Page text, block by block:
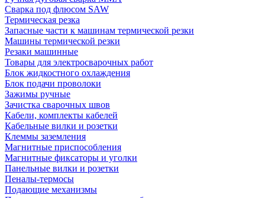
Сварка под флюсом SAW
Термическая резка
Запасные части к машинам термической резки
Машины термической резки
Резаки машинные
Товары для электросварочных работ
Блок жидкостного охлаждения
Блок подачи проволоки
Зажимы ручные
Зачистка сварочных швов
Кабели, комплекты кабелей
Кабельные вилки и розетки
Клеммы заземления
Магнитные приспособления
Магнитные фиксаторы и уголки
Панельные вилки и розетки
Пеналы-термосы
Подающие механизмы